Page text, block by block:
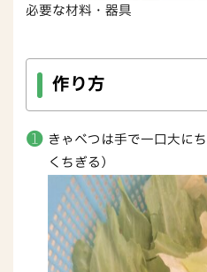
必要な材料・器具
作り方
きゃべつは手で一口大に
くちぎる）